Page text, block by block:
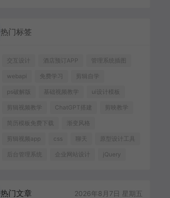
热门标签
交互设计 酒店预订APP 管理系统插图
webapi 免费学习 剪辑自学
ps破解版 基础视频教学 ui设计模板
剪辑视频教学 ChatGPT搭建 剪映教学
简历模板免费下载 渐变风格
剪辑视频app css 聊天 原型设计工具
后台管理系统 企业网站设计 jQuery
热门文章 2026年8月7日 星期五